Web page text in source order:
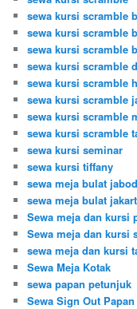
sewa kursi scramble
sewa kursi scramble
sewa kursi scramble
sewa kursi scramble
sewa kursi scramble
sewa kursi scramble
sewa kursi scramble
sewa kursi scramble
sewa kursi seminar
sewa kursi tiffany
sewa meja bulat
sewa meja bulat
Sewa meja dan kursi
Sewa meja dan kursi
sewa meja dan kursi
Sewa Meja Kotak
sewa papan petunjuk
Sewa Sign Out